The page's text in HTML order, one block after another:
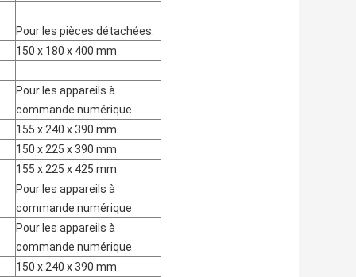
Pour les pièces détachées:
150 x 180 x 400 mm
Pour les appareils à
commande numérique
155 x 240 x 390 mm
150 x 225 x 390 mm
155 x 225 x 425 mm
Pour les appareils à
commande numérique
Pour les appareils à
commande numérique
150 x 240 x 390 mm